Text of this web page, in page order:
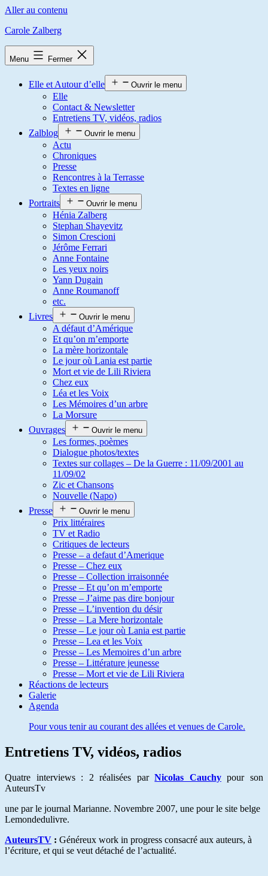
Aller au contenu
Carole Zalberg
Menu Fermer
Elle et Autour d’elle Ouvrir le menu
Elle
Contact & Newsletter
Entretiens TV, vidéos, radios
Zalblog
Ouvrir le menu
Actu
Chroniques
Presse
Rencontres à la Terrasse
Textes en ligne
Portraits
Ouvrir le menu
Hénia Zalberg
Stephan Shayevitz
Simon Crescioni
Jérôme Ferrari
Anne Fontaine
Les yeux noirs
Yann Dugain
Anne Roumanoff
etc.
Livres
Ouvrir le menu
A défaut d’Amérique
Et qu’on m’emporte
La mère horizontale
Le jour où Lania est partie
Mort et vie de Lili Riviera
Chez eux
Léa et les Voix
Les Mémoires d’un arbre
La Morsure
Ouvrages
Ouvrir le menu
Les formes, poèmes
Dialogue photos/textes
Textes sur collages – De la Guerre : 11/09/2001 au
11/09/02
Zic et Chansons
Nouvelle (Napo)
Presse
Ouvrir le menu
Prix littéraires
TV et Radio
Critiques de lecteurs
Presse – a defaut d’Amerique
Presse – Chez eux
Presse – Collection irraisonnée
Presse – Et qu’on m’emporte
Presse – J’aime pas dire bonjour
Presse – L’invention du désir
Presse – La Mere horizontale
Presse – Le jour où Lania est partie
Presse – Lea et les Voix
Presse – Les Memoires d’un arbre
Presse – Littérature jeunesse
Presse – Mort et vie de Lili Riviera
Réactions de lecteurs
Galerie
Agenda
Pour vous tenir au courant des allées et venues de Carole.
Entretiens TV, vidéos, radios
Quatre interviews : 2 réalisées parNicolas Cauchypour son
AuteursTv
une par le journal Marianne. Novembre 2007, une pour le site belge
Lemondedulivre.
AuteursTV : Généreux work in progress consacré aux auteurs, à
l’écriture, et qui se veut détaché de l’actualité.